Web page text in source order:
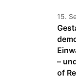
15.
–
of